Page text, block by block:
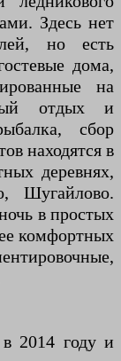
Здесь нет
но есть
дома,
на
отдых и
сбор
находятся в
деревнях,
Шугайлово.
в простых
комфортных
2014 году и